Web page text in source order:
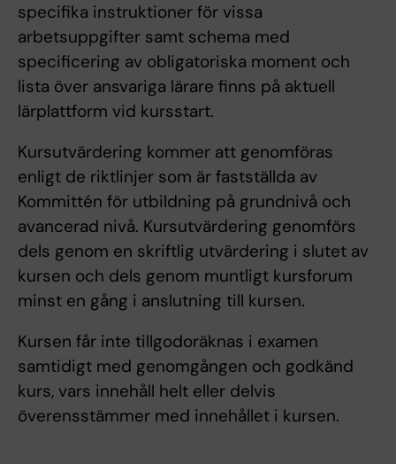
specifika instruktioner för vissa
arbetsuppgifter samt schema med
specificering av obligatoriska moment och
lista över ansvariga lärare finns på aktuell
lärplattform vid kursstart.
Kursutvärdering kommer att genomföras
enligt de riktlinjer som är fastställda av
Kommittén för utbildning på grundnivå och
avancerad nivå. Kursutvärdering genomförs
dels genom en skriftlig utvärdering i slutet av
kursen och dels genom muntligt kursforum
minst en gång i anslutning till kursen.
Kursen får inte tillgodoräknas i examen
samtidigt med genomgången och godkänd
kurs, vars innehåll helt eller delvis
överensstämmer med innehållet i kursen.